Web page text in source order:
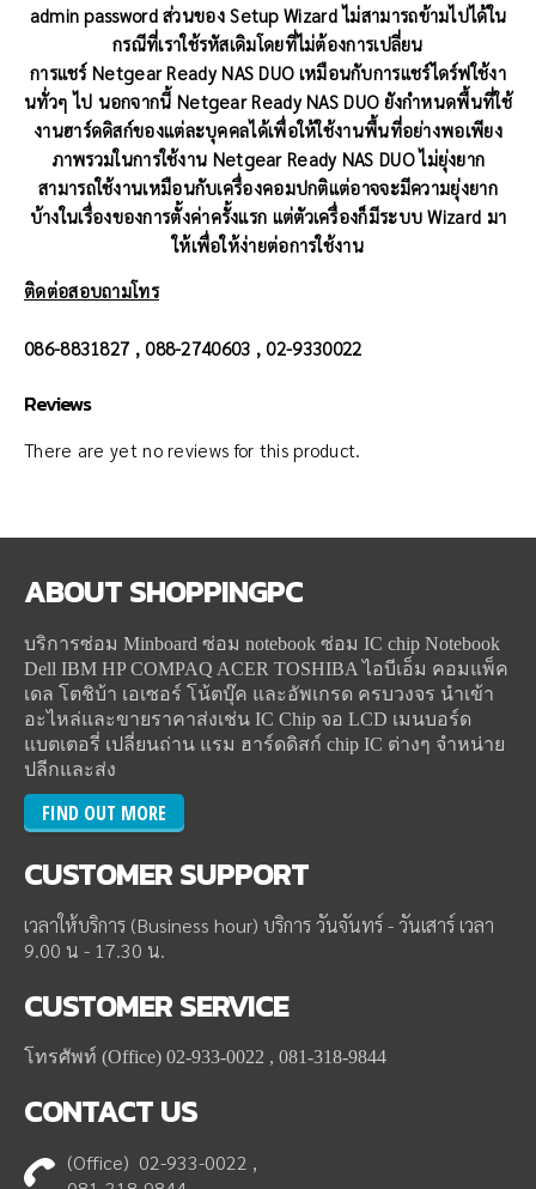
admin password ส่วนของ Setup Wizard ไม่สามารถข้ามไปได้ใน
กรณีที่เราใช้รหัสเดิมโดยที่ไม่ต้องการเปลี่ยน
การแชร์ Netgear Ready NAS DUO เหมือนกับการแชร์ไดร์ฟใช้งา
นทั่วๆ ไป นอกจากนี้ Netgear Ready NAS DUO ยังกำหนดพื้นที่ใช้
งานฮาร์ดดิสก์ของแต่ละบุคคลได้เพื่อให้ใช้งานพื้นที่อย่างพอเพียง
ภาพรวมในการใช้งาน Netgear Ready NAS DUO ไม่ยุ่งยาก
สามารถใช้งานเหมือนกับเครื่องคอมปกติแต่อาจจะมีความยุ่งยาก
บ้างในเรื่องของการตั้งค่าครั้งแรก แต่ตัวเครื่องก็มีระบบ Wizard มา
ให้เพื่อให้ง่ายต่อการใช้งาน
ติดต่อสอบถามโทร
086-8831827 , 088-2740603 , 02-9330022
Reviews
There are yet no reviews for this product.
ABOUTSHOPPINGPC
บริการซ่อม Minboard ซ่อม notebook ซ่อม IC chip Notebook
Dell IBM HP COMPAQ ACER TOSHIBA ไอบีเอ็ม คอมแพ็ค
เดล โตชิบ้า เอเซอร์ โน้ตบุ๊ค และอัพเกรด ครบวงจร นำเข้า
อะไหล่และขายราคาส่งเช่น IC Chip จอ LCD เมนบอร์ด
แบตเตอรี่ เปลี่ยนถ่าน แรม ฮาร์ดดิสก์ chip IC ต่างๆ จำหน่าย
ปลีกและส่ง
FIND OUT MORE
CUSTOMERSUPPORT
เวลาให้บริการ (Business hour) บริการ วันจันทร์ - วันเสาร์ เวลา
9.00 น - 17.30 น.
CUSTOMERSERVICE
โทรศัพท์ (Office) 02-933-0022 , 081-318-9844
CONTACTUS
(Office) 02-933-0022 ,